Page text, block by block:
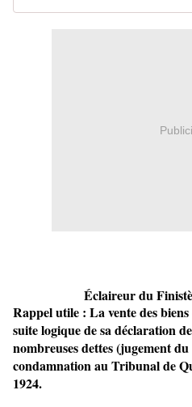
Éclaireur du
Rappel utile : La vente des
suite logique de sa déclaration
nombreuses dettes(jugement
condamnation au Tribunal de
1924.